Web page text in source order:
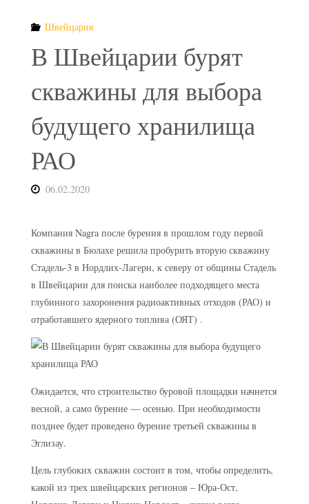
Швейцария
В Швейцарии бурят
скважины для выбора
будущего хранилища
РАО
06.02.2020
Компания Nagra после бурения в прошлом году первой
скважины в Бюлахе решила пробурить вторую скважину
Стадель-3 в Нордлих-Лагерн, к северу от общины Стадель
в Швейцарии для поиска наиболее подходящего места
глубинного захоронения радиоактивных отходов (РАО) и
отработавшего ядерного топлива (ОЯТ) .
Ожидается, что строительство буровой площадки начнется
весной, а само бурение — осенью. При необходимости
позднее будет проведено бурение третьей скважины в
Эглизау.
Цель глубоких скважин состоит в том, чтобы определить,
какой из трех швейцарских регионов – Юра-Ост,